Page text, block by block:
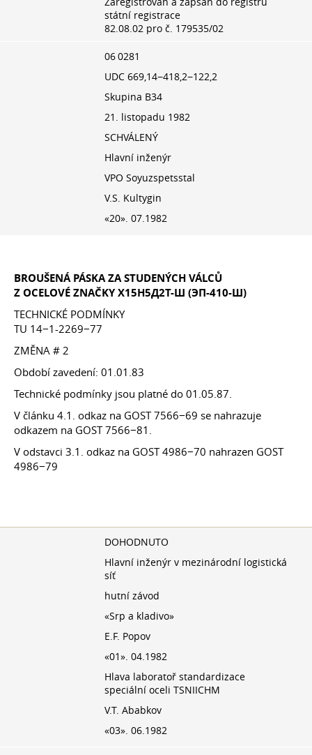
státní registrace
82.08.02 pro č. 179535/02
06 0281
UDC 669,14−418,2−122,2
Skupina B34
21. listopadu 1982
SCHVÁLENÝ
Hlavní inženýr
VPO Soyuzspetsstal
V.S. Kultygin
«20». 07.1982
BROUŠENÁ PÁSKA ZA STUDENÝCH VÁLCŮ
Z OCELOVÉ ZNAČKY Х15Н5Д2Т-Ш (ЭП-410-Ш)
TECHNICKÉ PODMÍNKY
TU 14−1-2269−77
ZMĚNA # 2
Období zavedení: 01.01.83
Technické podmínky jsou platné do 01.05.87.
V článku 4.1. odkaz na GOST 7566−69 se nahrazuje
odkazem na GOST 7566−81.
V odstavci 3.1. odkaz na GOST 4986−70 nahrazen GOST
4986−79
DOHODNUTO
Hlavní inženýr v mezinárodní logistická
síť
hutní závod
«Srp a kladivo»
E.F. Popov
«01». 04.1982
Hlava laboratoř standardizace
speciální oceli TSNIICHM
V.T. Ababkov
«03». 06.1982